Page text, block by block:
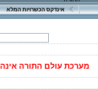
אינדקס הכשרויות המלא
מערכת עולם התורה אינה